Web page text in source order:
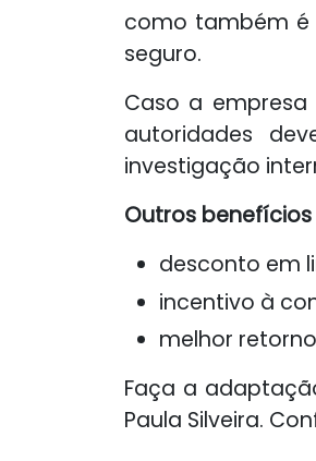
como também é
seguro.
Caso a
autoridades
investigação
Outros
desconto em
incentivo à
melhor
Faça a
Paula Silveira.